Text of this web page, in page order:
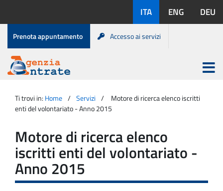
contenuto
disponibili:
ITA ENG DEU
Menu
di
servizio
Prenota appuntamento Accesso ai servizi
Agenzia
Entrate
Apri
menu
principale
Ti trovi in: Home Servizi
Motore di ricerca elenco iscritti
enti del volontariato - Anno 2015
Motore di ricerca elenco
iscritti enti del volontariato -
Anno 2015